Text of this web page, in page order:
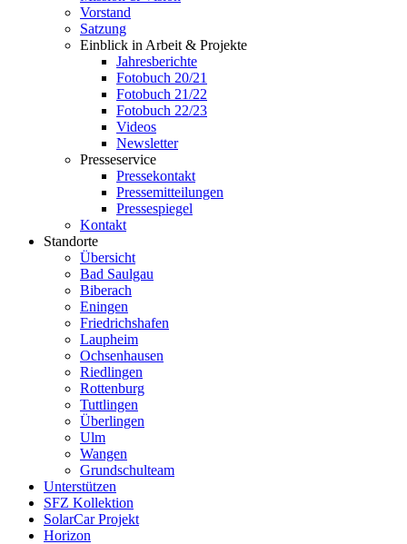
Vorstand
Satzung
Einblick in Arbeit & Projekte
Jahresberichte
Fotobuch 20/21
Fotobuch 21/22
Fotobuch 22/23
Videos
Newsletter
Presseservice
Pressekontakt
Pressemitteilungen
Pressespiegel
Kontakt
Standorte
Übersicht
Bad Saulgau
Biberach
Eningen
Friedrichshafen
Laupheim
Ochsenhausen
Riedlingen
Rottenburg
Tuttlingen
Überlingen
Ulm
Wangen
Grundschulteam
Unterstützen
SFZ Kollektion
SolarCar Projekt
Horizon